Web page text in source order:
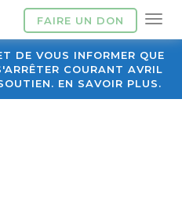
FAIRE UN DON
DE VOUS INFORMER QUE
COURANT AVRIL
EN SAVOIR PLUS.